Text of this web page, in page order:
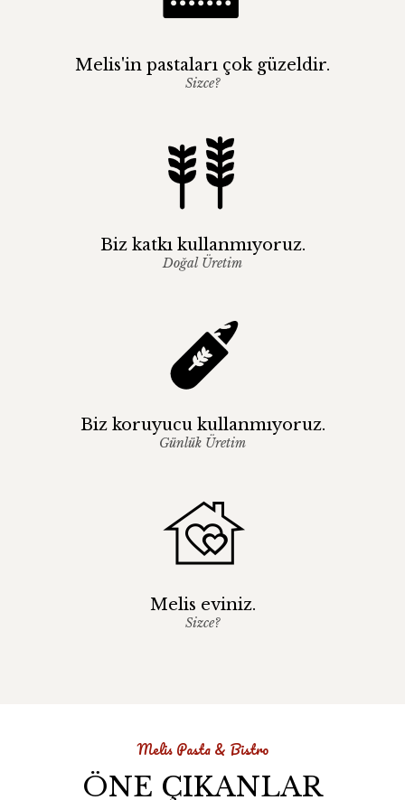
Melis'in pastaları çok güzeldir.
Sizce?
Biz katkı kullanmıyoruz.
Doğal Üretim
Biz koruyucu kullanmıyoruz.
Günlük Üretim
Melis eviniz.
Sizce?
Melis Pasta & Bistro
ÖNE ÇIKANLAR